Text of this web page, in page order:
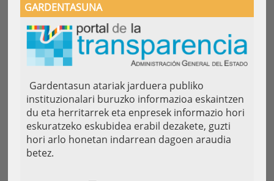
GARDENTASUNA
Gardentasun atariak jarduera publiko
instituzionalari buruzko informazioa eskaintzen
du eta herritarrek eta enpresek informazio hori
eskuratzeko eskubidea erabil dezakete, guzti
hori arlo honetan indarrean dagoen araudia
betez.